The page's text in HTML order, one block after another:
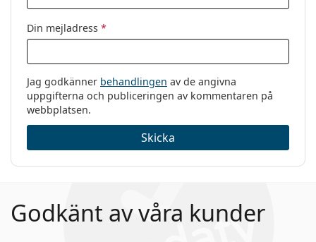
Din mejladress *
Jag godkänner behandlingen av de angivna
uppgifterna och publiceringen av kommentaren på
webbplatsen.
Skicka
Godkänt av våra kunder